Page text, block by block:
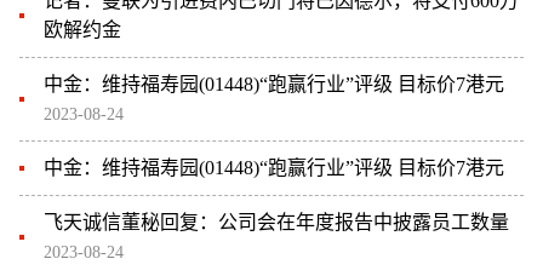
欧解约金
中金：维持福寿园(01448)“跑赢行业”评级 目标价7港元
2023-08-24
中金：维持福寿园(01448)“跑赢行业”评级 目标价7港元
飞天诚信董秘回复：公司会在年度报告中披露员工数量
2023-08-24